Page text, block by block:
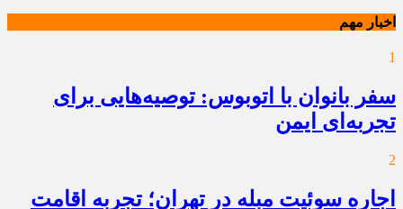
اخبار مهم
1
سفر بانوان با اتوبوس: توصیه‌هایی برای
تجربه‌ای ایمن
2
اجاره سوئیت مبله در تهران؛ تجربه اقامت